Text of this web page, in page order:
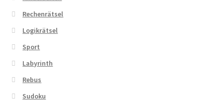
Rechenrätsel
Logikrätsel
Sport
Labyrinth
Rebus
Sudoku